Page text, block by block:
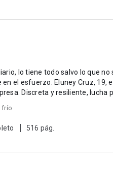
lo tiene todo salvo lo que no
el esfuerzo. Eluney Cruz, 19,
Discreta y resiliente, lucha
frío
516 pág.